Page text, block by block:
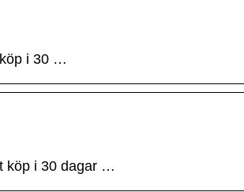
i 30 …
köp i 30 dagar …